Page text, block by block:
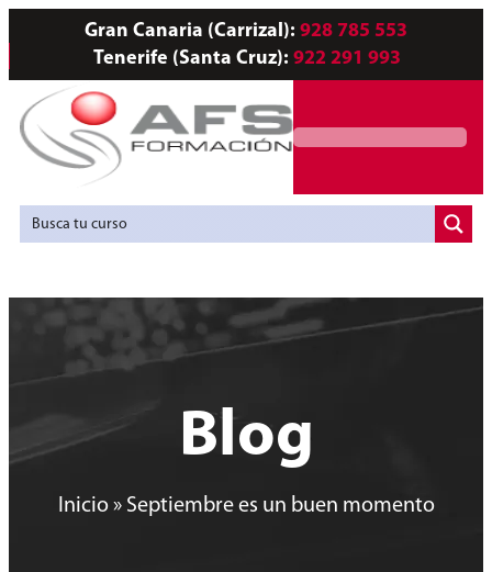
Gran Canaria (Carrizal): 928 785 553
Tenerife (Santa Cruz): 922 291 993
Blog
Inicio» Septiembre es un buen momento